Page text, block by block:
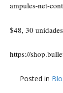
ampules-net-
$48, 30
https://
Posted in